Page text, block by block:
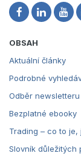
OBSAH
Aktuální články
Podrobné
Odběr newsletteru
Bezplatné ebooky
Trading – co to
Slovník důležitých